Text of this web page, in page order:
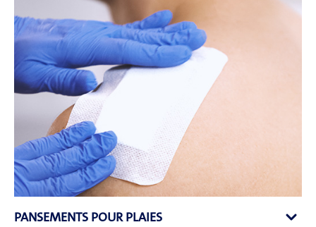
PANSEMENTS POUR PLAIES